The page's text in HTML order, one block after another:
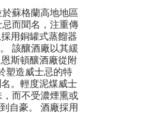
蘇格蘭高地地區
而聞名，注重傳
用銅罐式蒸餾器
該釀酒廠以其緩
斯頓釀酒廠從附
塑造威士忌的特
。輕度泥煤威士
而不受濃煙熏或
自豪。 酒廠採用